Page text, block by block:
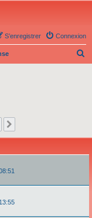
Connexion
S’enregistrer
c